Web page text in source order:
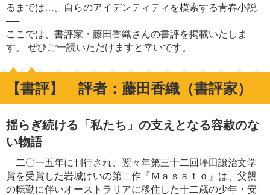
るまでは…。自らのアイデンティティを模索する青春小説
──
ここでは、書評家・藤田香織さんの書評を掲載いたしま
す。 ぜひご一読いただけますと幸いです。
【書評】 評者：藤田香織（書評家）
揺らぎ続ける「私たち」の支えとなる容赦のな
い物語
二〇一五年に刊行され、翌々年第三十二回坪田譲治文学
賞を受賞した岩城けいの第二作『Ｍａｓａｔｏ』は、父親
の転勤に伴いオーストラリアに移住した十二歳の少年・安